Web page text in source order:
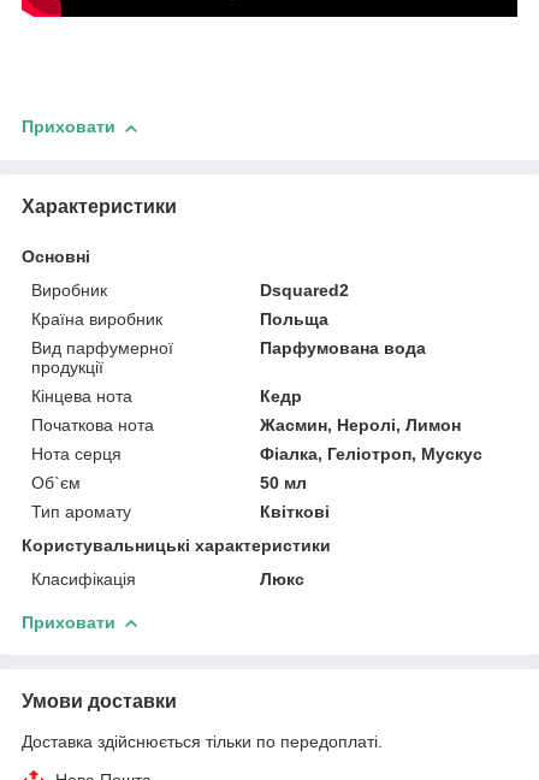
Приховати
Характеристики
Основні
Виробник
Dsquared2
Країна виробник
Польща
Вид парфумерної
продукції
Парфумована вода
Кінцева нота
Кедр
Початкова нота
Жасмин, Неролі, Лимон
Нота серця
Фіалка, Геліотроп, Мускус
Об`єм
50 мл
Тип аромату
Квіткові
Користувальницькі характеристики
Класифікація
Люкс
Приховати
Умови доставки
Доставка здійснюється тільки по передоплаті.